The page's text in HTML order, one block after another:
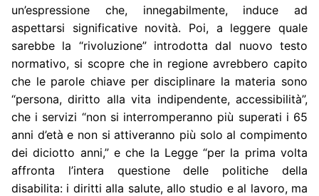
un’espressione che, innegabilmente, induce ad
aspettarsi significative novità. Poi, a leggere quale
sarebbe la “rivoluzione” introdotta dal nuovo testo
normativo, si scopre che in regione avrebbero capito
che le parole chiave per disciplinare la materia sono
“persona, diritto alla vita indipendente, accessibilità”,
che i servizi “non si interromperanno più superati i 65
anni d’età e non si attiveranno più solo al compimento
dei diciotto anni,” e che la Legge “per la prima volta
affronta l’intera questione delle politiche della
disabilita: i diritti alla salute, allo studio e al lavoro, ma